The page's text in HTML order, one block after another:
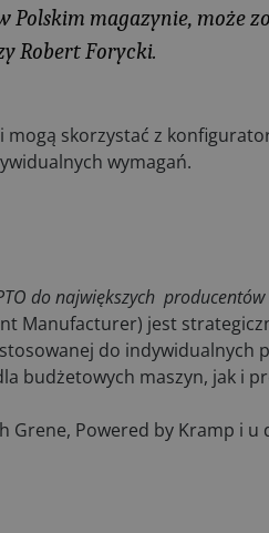
magazynie, może
Robert Forycki​.
skorzystać z
wymagań.
do największych
Manufacturer) jest
do indywidualnych
budżetowych maszyn, jak i
Grene, Powered by Kramp i